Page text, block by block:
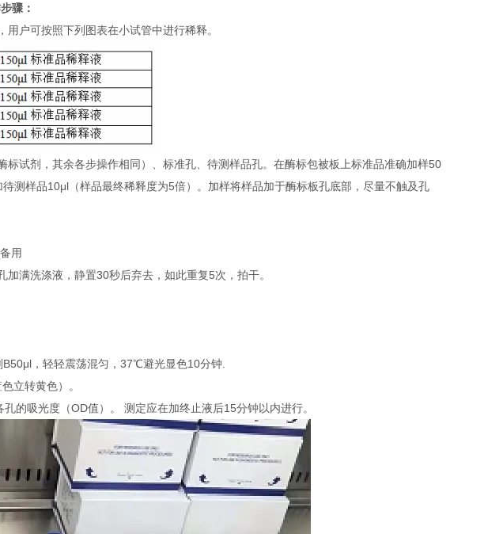
骤：
户可按照下列图表在小试管中进行稀释。
标试剂，其余各步操作相同）、标准孔、待测样品孔。在酶标包被板上标准品准确加样50
测样品10μl（样品最终稀释度为5倍）。加样将样品加于酶标板孔底部，尽量不触及孔
用
满洗涤液，静置30秒后弃去，如此重复5次，拍干。
，轻轻震荡混匀，37℃避光显色10分钟.
立转黄色）。
的吸光度（OD值）。 测定应在加终止液后15分钟以内进行。